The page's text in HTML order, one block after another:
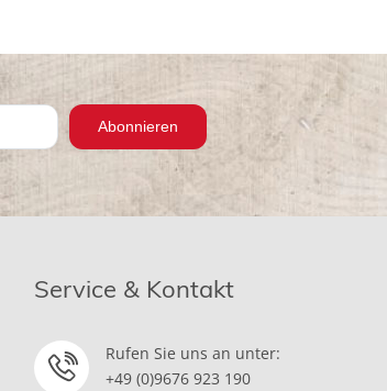
Abonnieren
Service & Kontakt
Rufen Sie uns an unter:
+49 (0)9676 923 190